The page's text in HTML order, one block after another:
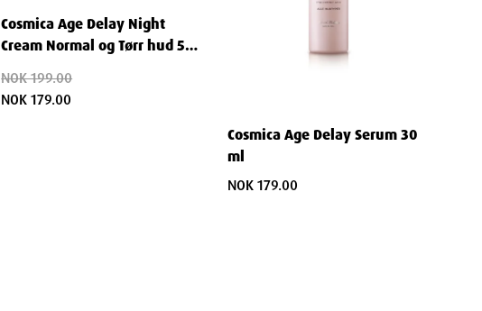
Cosmica Age Delay Night
Cream Normal og Tørr hud 50
NOK 199.00
NOK 179.00
Cosmica Age Delay Serum 30
ml
NOK 179.00